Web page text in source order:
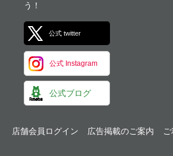
う！
公式 twitter
公式 Instagram
公式ブログ
店舗会員ログイン 広告掲載のご案内